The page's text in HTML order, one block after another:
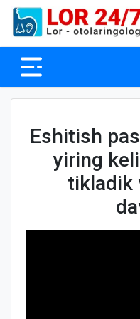
Eshitish
yiring
tikladik